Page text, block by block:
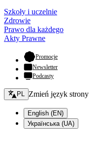
Szkoły i uczelnie
Zdrowie
Prawo dla każdego
Akty Prawne
Promocje- otwiera się w
Newsletter
Podcasty
Zmień język - bieżący:
PL Zmień język strony
English (EN)
Українська (UA)